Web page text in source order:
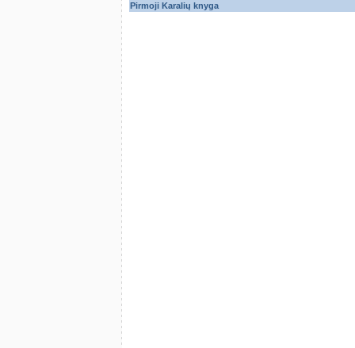
Pirmoji Karalių knyga